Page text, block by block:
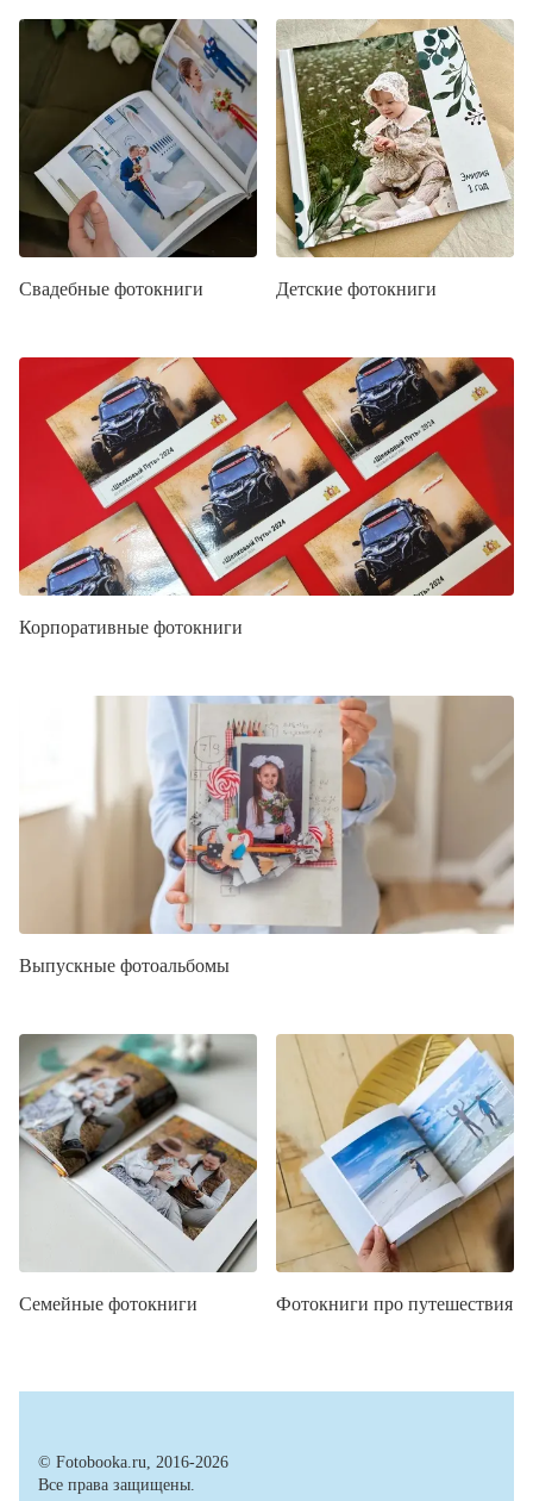
Свадебные фотокниги Детские фотокниги
Корпоративные фотокниги
Выпускные фотоальбомы
Семейные фотокниги Фотокниги про путешествия
© Fotobooka.ru, 2016-2026
Все права защищены.